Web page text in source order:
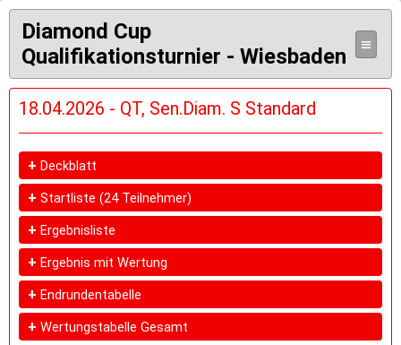
Diamond Cup
Qualifikationsturnier - Wiesbaden
≡
18.04.2026 - QT, Sen.Diam. S Standard
+ Deckblatt
+ Startliste (24 Teilnehmer)
+ Ergebnisliste
+ Ergebnis mit Wertung
+ Endrundentabelle
+ Wertungstabelle Gesamt